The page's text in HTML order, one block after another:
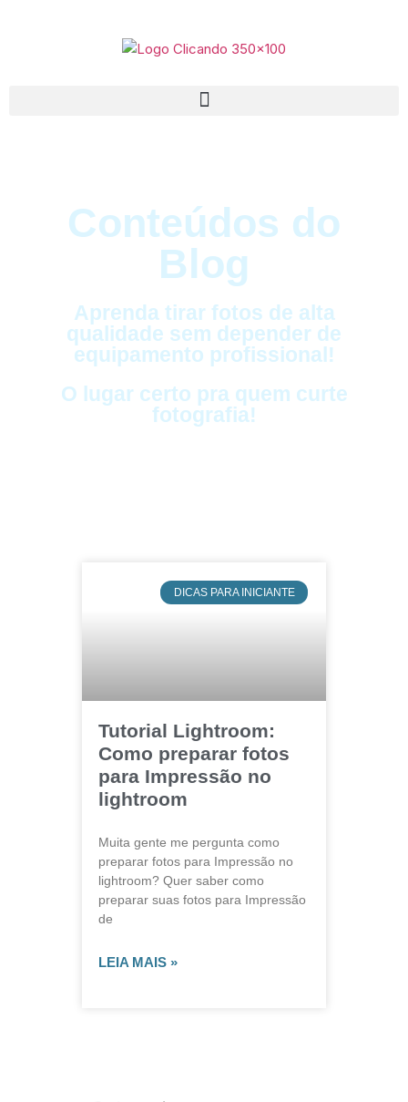
Conteúdos do
Blog
Aprenda tirar fotos de alta
qualidade sem depender de
equipamento profissional!
O lugar certo pra quem curte
fotografia!
DICAS PARA INICIANTE
Tutorial Lightroom:
Como preparar fotos
para Impressão no
lightroom
Muita gente me pergunta como
preparar fotos para Impressão no
lightroom? Quer saber como
preparar suas fotos para Impressão
de
LEIA MAIS »